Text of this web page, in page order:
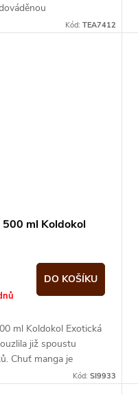
se o sladké a ničím...
Kód: TEA7412
500 ml Koldokol
DO KOŠÍKU
ml Koldokol Exotická
již spoustu
Chuť manga je
asi připomínáKód: SI9933